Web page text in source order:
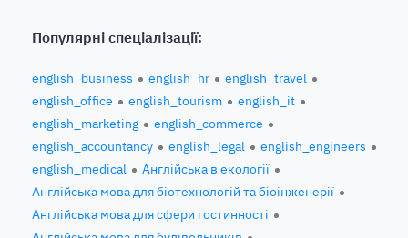
Популярні спеціалізації:
english_business english_hr
english_travel
english_office
english_tourism
english_it
english_marketing
english_commerce
english_accountancy
english_legal
english_engineers
english_medical
Англійська в екології
Англійська мова для біотехнологій та біоінженерії
Англійська мова для сфери гостинності